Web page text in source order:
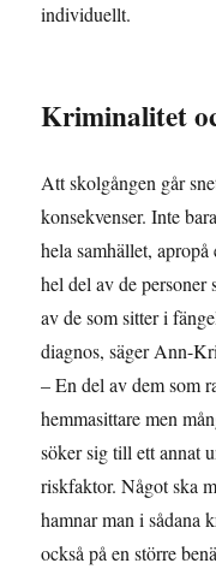
individuellt.
Kriminalitet
Att skolgången går
konsekvenser. Inte
hela samhället,
hel del av de
av de som sitter i
diagnos, säger Ann-
– En del av dem som
hemmasittare men
söker sig till ett annat
riskfaktor. Något ska
hamnar man i sådana
också på en större